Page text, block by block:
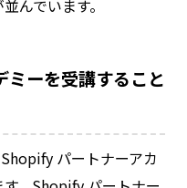
んでいます。
ーを受講すること
パートナーアカ